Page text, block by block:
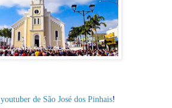
youtuber de São José dos Pinhais!